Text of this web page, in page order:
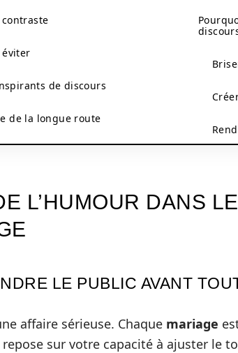
éviter
de discours
de la longue route
L’HUMOUR DANS
LE PUBLIC AVANT
affaire sérieuse. Chaque mariage
repose sur votre capacité à ajuster le